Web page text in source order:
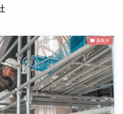
募集中